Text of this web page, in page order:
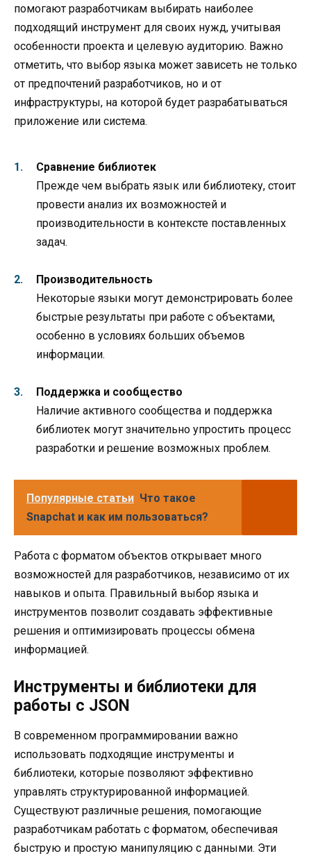
помогают разработчикам выбирать наиболее
подходящий инструмент для своих нужд, учитывая
особенности проекта и целевую аудиторию. Важно
отметить, что выбор языка может зависеть не только
от предпочтений разработчиков, но и от
инфраструктуры, на которой будет разрабатываться
приложение или система.
Сравнение библиотек
Прежде чем выбрать язык или библиотеку, стоит
провести анализ их возможностей и
производительности в контексте поставленных
задач.
Производительность
Некоторые языки могут демонстрировать более
быстрые результаты при работе с объектами,
особенно в условиях больших объемов
информации.
Поддержка и сообщество
Наличие активного сообщества и поддержка
библиотек могут значительно упростить процесс
разработки и решение возможных проблем.
Популярные статьи Что такое
Snapchat и как им пользоваться?
Работа с форматом объектов открывает много
возможностей для разработчиков, независимо от их
навыков и опыта. Правильный выбор языка и
инструментов позволит создавать эффективные
решения и оптимизировать процессы обмена
информацией.
Инструменты и библиотеки для
работы с JSON
В современном программировании важно
использовать подходящие инструменты и
библиотеки, которые позволяют эффективно
управлять структурированной информацией.
Существуют различные решения, помогающие
разработчикам работать с форматом, обеспечивая
быструю и простую манипуляцию с данными. Эти